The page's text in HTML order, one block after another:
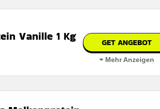
Vanille 1 Kg
Mehr Anzeigen
GET ANGEBOT